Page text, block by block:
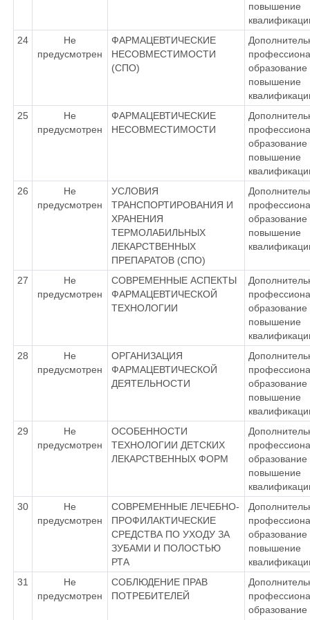
повышение
24
Не
предусмотрен
ФАРМАЦЕВТИЧЕСКИЕ
НЕСОВМЕСТИМОСТИ
(СПО)
образование
повышение
25
Не
предусмотрен
ФАРМАЦЕВТИЧЕСКИЕ
НЕСОВМЕСТИМОСТИ
образование
повышение
26
Не
предусмотрен
УСЛОВИЯ
ТРАНСПОРТИРОВАНИЯ И
ХРАНЕНИЯ
ТЕРМОЛАБИЛЬНЫХ
ЛЕКАРСТВЕННЫХ
ПРЕПАРАТОВ (СПО)
образование
повышение
27
Не
предусмотрен
СОВРЕМЕННЫЕ АСПЕКТЫ
ФАРМАЦЕВТИЧЕСКОЙ
ТЕХНОЛОГИИ
образование
повышение
28
Не
предусмотрен
ОРГАНИЗАЦИЯ
ФАРМАЦЕВТИЧЕСКОЙ
ДЕЯТЕЛЬНОСТИ
образование
повышение
29
Не
предусмотрен
ОСОБЕННОСТИ
ТЕХНОЛОГИИ ДЕТСКИХ
ЛЕКАРСТВЕННЫХ ФОРМ
образование
повышение
30
Не
предусмотрен
СОВРЕМЕННЫЕ ЛЕЧЕБНО-
ПРОФИЛАКТИЧЕСКИЕ
СРЕДСТВА ПО УХОДУ ЗА
ЗУБАМИ И ПОЛОСТЬЮ
РТА
образование
повышение
31
Не
предусмотрен
СОБЛЮДЕНИЕ ПРАВ
ПОТРЕБИТЕЛЕЙ
образование